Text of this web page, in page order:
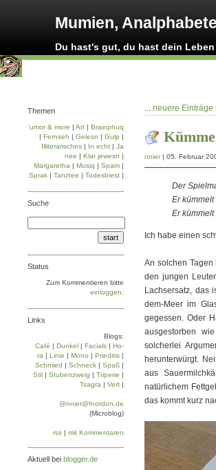
Mumien,
Du hast's gut, du hast dein
... neuere Einträge
nnier| 05. Februar
Der
Er
Er
Ich habe einen
An solchen
den jungen
Lachsersatz, das
dem-Meer im
gegessen. Oder
ausgestorben
solcherlei
herunterwürgt.
aus
natürlichem
das kommt kurz
Themen
'umor & more | Art | Brainphuq
| Fernseh | Gelesn | Gulp |
Illiterarisches | In echt | Ja
nee | Klar jewesn |
Margaretha | Musiq | Spam |
Sprak | Tanztee | Todesbiest |
Suche
Status
Zum Kommentieren bitte
einloggen
Links
Blogs:
Café | Dun­kel | Facials | Ho­
ra | Linie | Mo­no | Prie­di­tis |
Schmied | Schneck | Spaß |
Stil | Stu­ben­zweig | Tri­pe­rie |
Tsa­gra | Vert |
@nnier@fnordon.de
(Microblog)
rss | mit Kommentaren
Aktuell bei blogger.de